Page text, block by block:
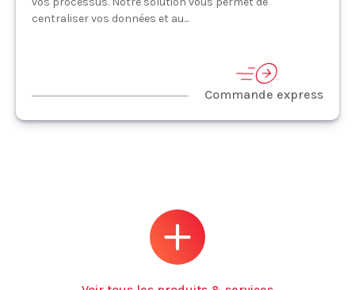
centraliser vos données et au...
Commande express